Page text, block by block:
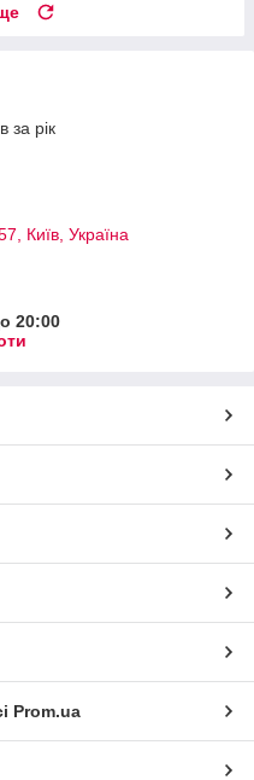
за рік
Київ, Україна
20:00
Prom.ua